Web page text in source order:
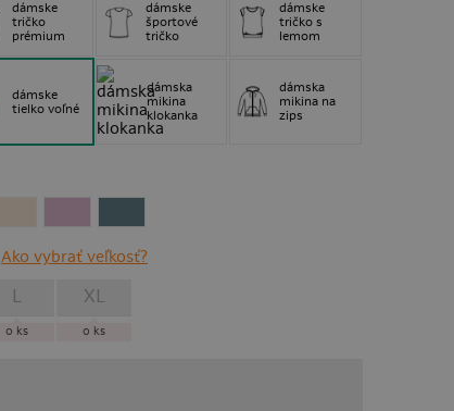
dámske
tričko
prémium
dámske
športové
tričko
dámske
tričko s
lemom
dámske
tielko voľné
dámska
mikina
klokanka
dámska
mikina na
zips
Ako vybrať veľkosť?
L
0 ks
XL
0 ks